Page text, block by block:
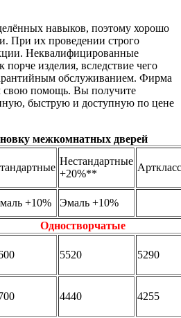
навыков, поэтому хорошо
При их проведении строго
Неквалифицированные
порче изделия, вследствие чего
обслуживанием. Фирма
свою помощь. Вы получите
быструю и доступную по цене
межкомнатных дверей
Нестандартные
+20%**
+10%
Эмаль +10%
Одностворчатые
5520 5290
4440 4255